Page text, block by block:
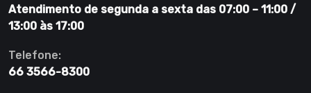
Atendimento de segunda a sexta das 07:00 – 11:00 /
13:00 às 17:00
Telefone:
66 3566-8300